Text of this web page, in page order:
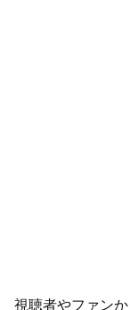
視聴者やファン